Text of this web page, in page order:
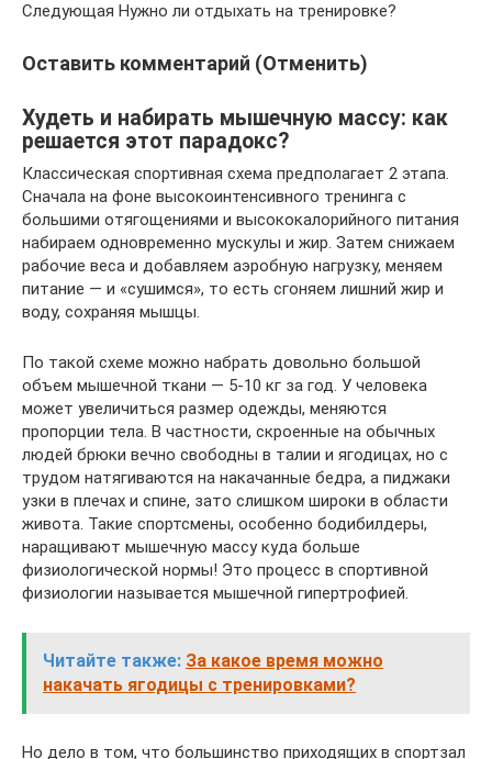
Следующая Нужно ли отдыхать на тренировке?
Оставить комментарий (Отменить)
Худеть и набирать мышечную массу: как
решается этот парадокс?
Классическая спортивная схема предполагает 2 этапа.
Сначала на фоне высокоинтенсивного тренинга с
большими отягощениями и высококалорийного питания
набираем одновременно мускулы и жир. Затем снижаем
рабочие веса и добавляем аэробную нагрузку, меняем
питание — и «сушимся», то есть сгоняем лишний жир и
воду, сохраняя мышцы.
По такой схеме можно набрать довольно большой
объем мышечной ткани — 5-10 кг за год. У человека
может увеличиться размер одежды, меняются
пропорции тела. В частности, скроенные на обычных
людей брюки вечно свободны в талии и ягодицах, но с
трудом натягиваются на накачанные бедра, а пиджаки
узки в плечах и спине, зато слишком широки в области
живота. Такие спортсмены, особенно бодибилдеры,
наращивают мышечную массу куда больше
физиологической нормы! Это процесс в спортивной
физиологии называется мышечной гипертрофией.
Читайте также: За какое время можно
накачать ягодицы с тренировками?
Но дело в том, что большинство приходящих в спортзал